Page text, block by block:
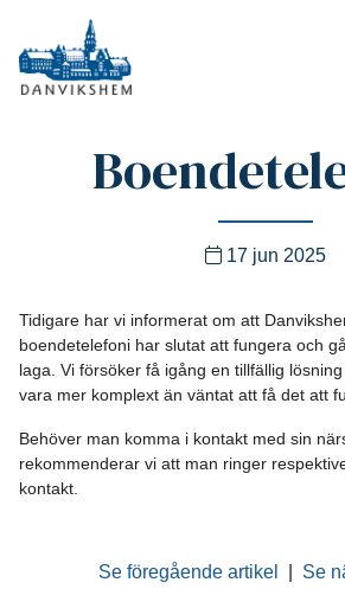
17 jun 2025
Tidigare har vi informerat om att
boendetelefoni har slutat att fungera och
laga. Vi försöker få igång en tillfällig
vara mer komplext än väntat att få det att
Behöver man komma i kontakt med sin
rekommenderar vi att man ringer
kontakt.
Se föregående artikel Se